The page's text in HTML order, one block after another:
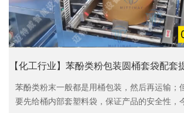
【化工行业】苯酚类粉包装圆桶套袋配套
苯酚类粉末一般都是用桶包装，然后再运输；
要先给桶内部套塑料袋，保证产品的安全性，